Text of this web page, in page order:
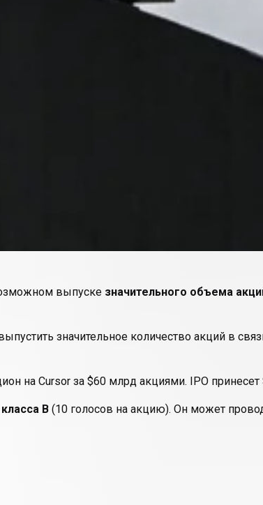
выпуске значительного объема
значительное количество акций в
на Cursor за $60 млрд акциями. IPO
класса B (10 голосов на акцию). Он может